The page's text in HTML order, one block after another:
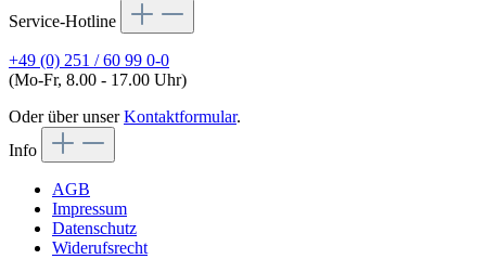
Service-Hotline
+49 (0) 251 / 60 99 0-0
(Mo-Fr, 8.00 - 17.00 Uhr)
Oder über unserKontaktformular.
Info
AGB
Impressum
Datenschutz
Widerufsrecht